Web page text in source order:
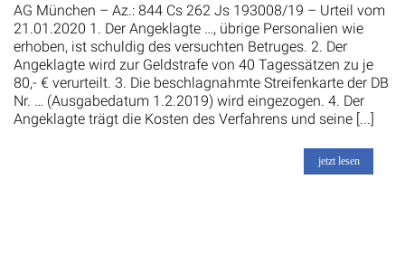
AG München – Az.: 844 Cs 262 Js 193008/19 – Urteil vom
21.01.2020 1. Der Angeklagte …, übrige Personalien wie
erhoben, ist schuldig des versuchten Betruges. 2. Der
Angeklagte wird zur Geldstrafe von 40 Tagessätzen zu je
80,- € verurteilt. 3. Die beschlagnahmte Streifenkarte der DB
Nr. … (Ausgabedatum 1.2.2019) wird eingezogen. 4. Der
Angeklagte trägt die Kosten des Verfahrens und seine [...]
jetzt lesen